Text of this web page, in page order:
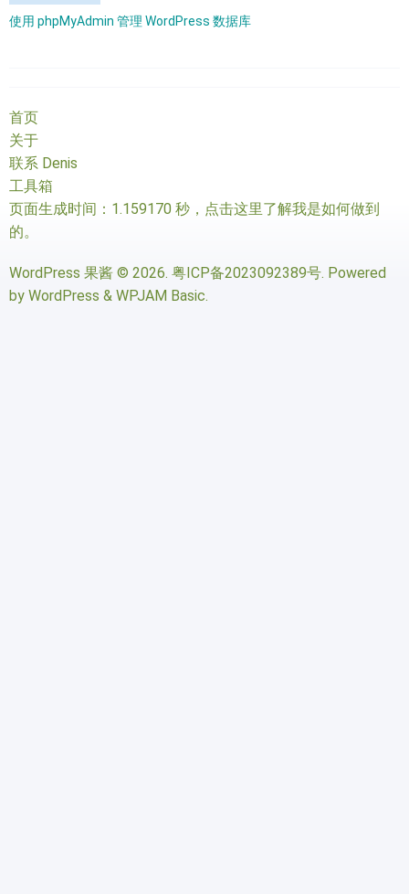
使用 phpMyAdmin 管理 WordPress 数据库
首页
关于
联系 Denis
工具箱
页面生成时间：1.159170 秒， 点击这里了解我是如何做到
的。
WordPress 果酱 © 2026. 粤ICP备2023092389号. Powered
by WordPress & WPJAM Basic.